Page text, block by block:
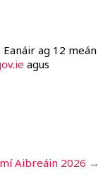
ag 12 meán
agus
Aibreáin 2026 →